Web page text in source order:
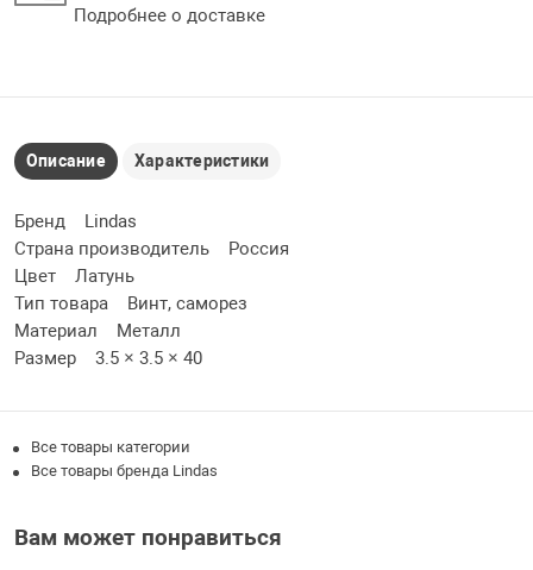
Подробнее о доставке
Описание Характеристики
Бренд Lindas
Страна производитель Россия
Цвет Латунь
Тип товара Винт, саморез
Материал Металл
Размер 3.5 × 3.5 × 40
Все товары категории
Все товары бренда Lindas
Вам может понравиться